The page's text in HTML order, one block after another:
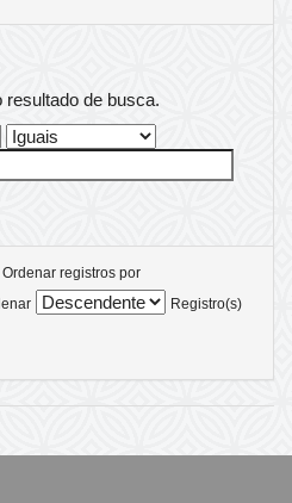
resultado de busca.
Ordenar registros por
Registro(s)